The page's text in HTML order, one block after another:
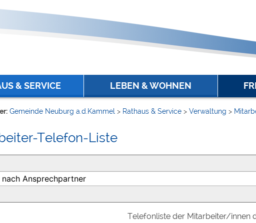
& SERVICE LEBEN & WOHNEN
Gemeinde Neuburg a.d.Kammel > Rathaus & Service > Verwaltung >
Telefon-Liste
Telefonliste der Mitarbeiter/innen